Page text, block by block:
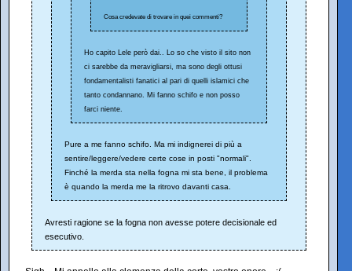
Cosa credevate di trovare in quei commenti?
Ho capito Lele però dai.. Lo so che visto il sito non
ci sarebbe da meravigliarsi, ma sono degli ottusi
fondamentalisti fanatici al pari di quelli islamici che
tanto condannano. Mi fanno schifo e non posso
farci niente.
Pure a me fanno schifo. Ma mi indignerei di più a
sentire/leggere/vedere certe cose in posti "normali".
Finché la merda sta nella fogna mi sta bene, il problema
è quando la merda me la ritrovo davanti casa.
Avresti ragione se la fogna non avesse potere decisionale ed
esecutivo.